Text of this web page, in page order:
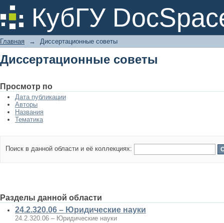
КубГУ
Диссертационные советы
Главная → Диссертационные советы
Диссертационные советы
Просмотр по
Дата публикации
Авторы
Названия
Тематика
Поиск в данной области и её коллекциях:
Разделы данной области
24.2.320.06 – Юридические науки
24.2.320.06 – Юридические науки